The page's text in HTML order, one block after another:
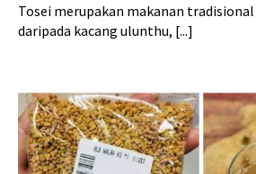
Tosei merupakan makanan
daripada kacang ulunthu, [...]